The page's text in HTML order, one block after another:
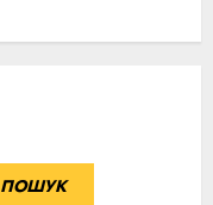
ПОШУК